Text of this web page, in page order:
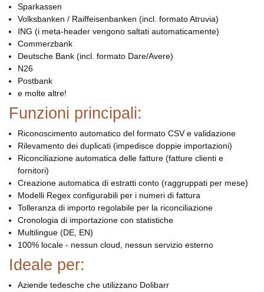
Sparkassen
Volksbanken / Raiffeisenbanken (incl. formato Atruvia)
ING (i meta-header vengono saltati automaticamente)
Commerzbank
Deutsche Bank (incl. formato Dare/Avere)
N26
Postbank
e molte altre!
Funzioni principali:
Riconoscimento automatico del formato CSV e validazione
Rilevamento dei duplicati (impedisce doppie importazioni)
Riconciliazione automatica delle fatture (fatture clienti e
fornitori)
Creazione automatica di estratti conto (raggruppati per mese)
Modelli Regex configurabili per i numeri di fattura
Tolleranza di importo regolabile per la riconciliazione
Cronologia di importazione con statistiche
Multilingue (DE, EN)
100% locale - nessun cloud, nessun servizio esterno
Ideale per:
Aziende tedesche che utilizzano Dolibarr